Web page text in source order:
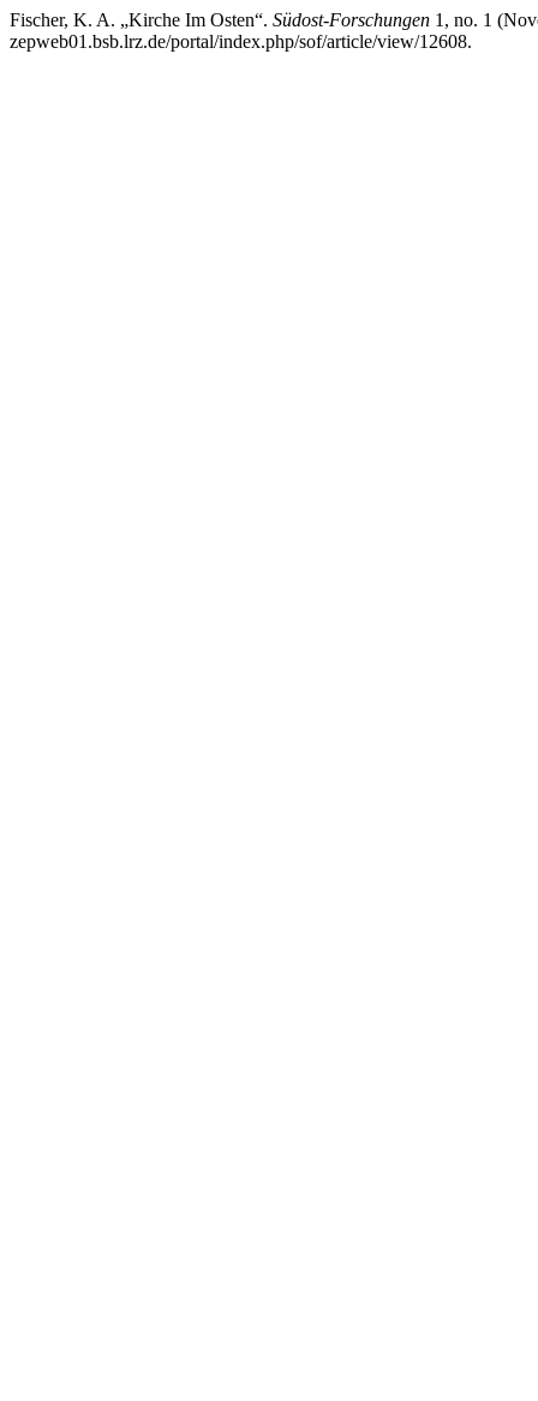
Fischer, K. A. „Kirche Im Osten“. Südost-Forschungen 1, no. 1
zepweb01.bsb.lrz.de/portal/index.php/sof/article/view/12608.